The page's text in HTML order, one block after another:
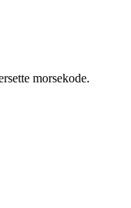
morsekode.